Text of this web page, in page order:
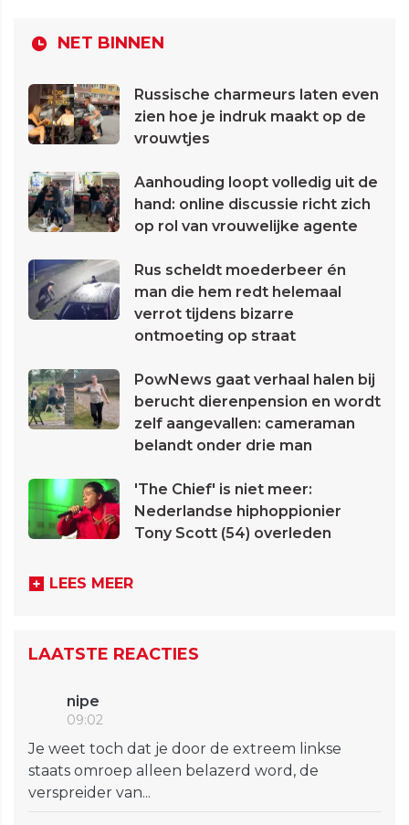
NET BINNEN
Russische charmeurs laten even
zien hoe je indruk maakt op de
vrouwtjes
Aanhouding loopt volledig uit de
hand: online discussie richt zich
op rol van vrouwelijke agente
Rus scheldt moederbeer én
man die hem redt helemaal
verrot tijdens bizarre
ontmoeting op straat
PowNews gaat verhaal halen bij
berucht dierenpension en wordt
zelf aangevallen: cameraman
belandt onder drie man
'The Chief' is niet meer:
Nederlandse hiphoppionier
Tony Scott (54) overleden
LEES MEER
LAATSTE REACTIES
nipe
09:02
Je weet toch dat je door de extreem linkse
staats omroep alleen belazerd word, de
verspreider van...